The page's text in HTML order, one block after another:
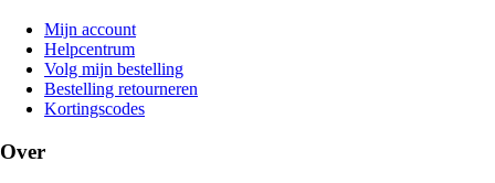
Mijn account
Helpcentrum
Volg mijn bestelling
Bestelling retourneren
Kortingscodes
Over